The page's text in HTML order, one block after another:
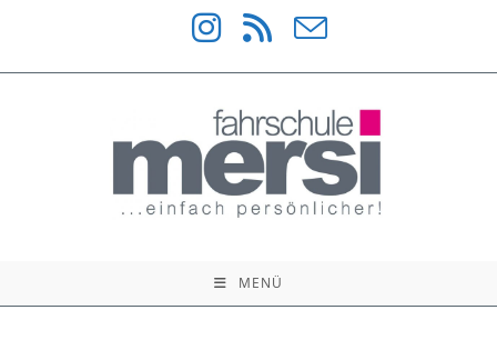
springen
MENÜ